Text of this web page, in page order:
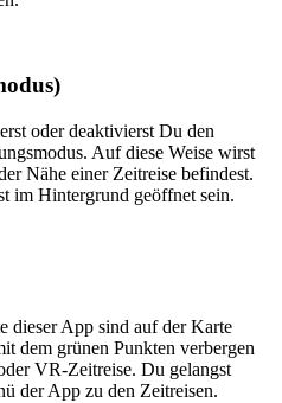
oder deaktivierst Du den
Auf diese Weise wirst
Nähe einer Zeitreise befindest.
im Hintergrund geöffnet sein.
dieser App sind auf der Karte
dem grünen Punkten verbergen
VR-Zeitreise. Du gelangst
der App zu den Zeitreisen.